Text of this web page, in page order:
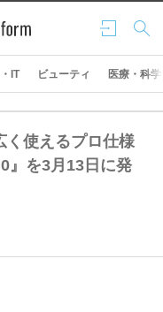
ログ
イン
検索
IT ビューティ 医療・科学
く使えるプロ仕様
』を3月13日に発